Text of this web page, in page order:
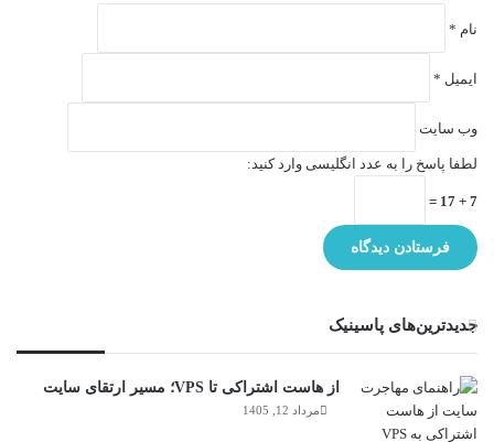
نام *
ایمیل *
وب‌ سایت
لطفا پاسخ را به عدد انگلیسی وارد کنید:
7 + 17 =
جدیدترین‌های پاسینیک
از هاست اشتراکی تا VPS؛ مسیر ارتقای سایت
مرداد 12, 1405